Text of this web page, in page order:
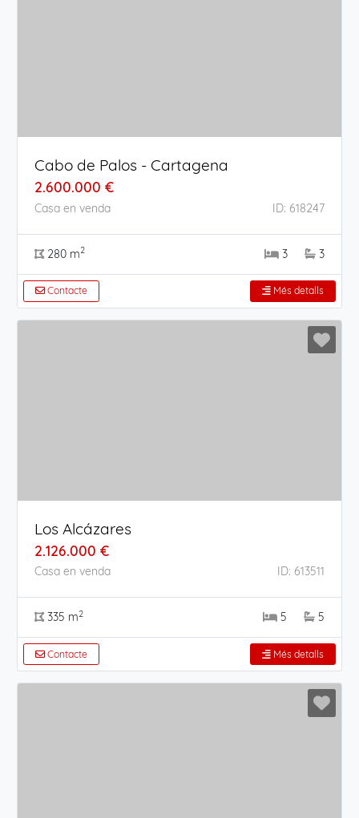
Cabo de Palos - Cartagena
2.600.000 €
Casa en venda ID: 618247
280 m2 3 3
Contacte Més detalls
Los Alcázares
2.126.000 €
Casa en venda ID: 613511
335 m2 5 5
Contacte Més detalls